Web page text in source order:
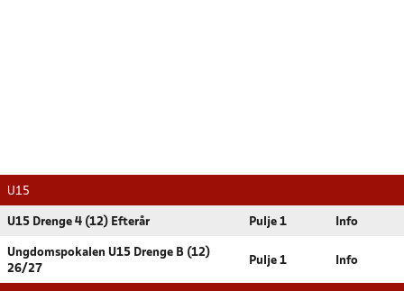
U15
U15 Drenge 4 (12) Efterår Pulje 1 Info
Ungdomspokalen U15 Drenge B (12)
26/27
Pulje 1 Info